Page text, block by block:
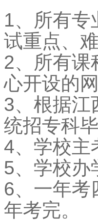
1、所有专
试重点、难
2、所有课
心开设的
3、根据江
统招专科
4、学校主
5、学校办
6、一年考
年考完。